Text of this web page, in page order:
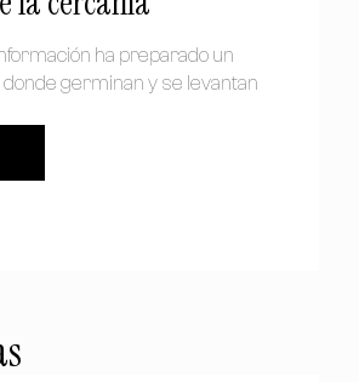
ha preparado un
germinan y se levantan